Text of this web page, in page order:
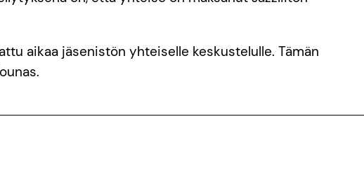
aikaa jäsenistön yhteiselle keskustelulle. Tämän